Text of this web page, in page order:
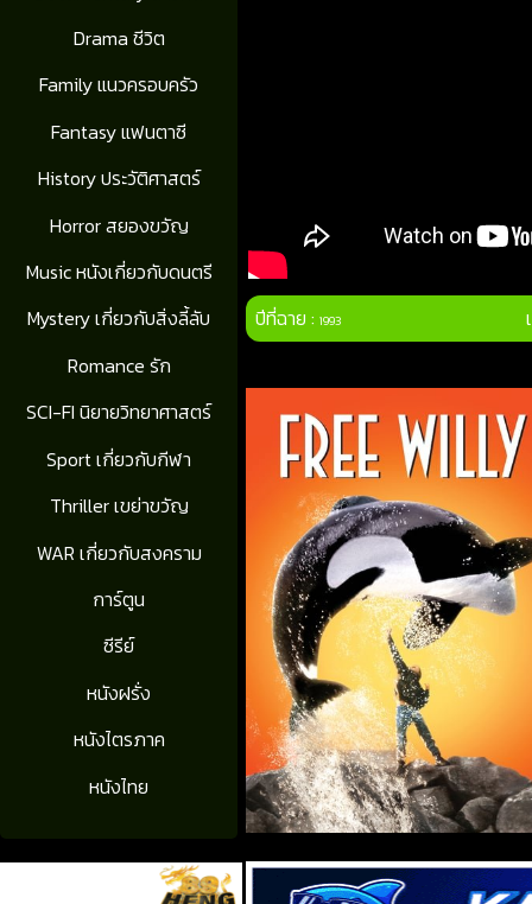
Drama ชีวิต
Family แนวครอบครัว
Fantasy แฟนตาซี
History ประวัติศาสตร์
Horror สยองขวัญ
Music หนังเกี่ยวกับดนตรี
Mystery เกี่ยวกับสิ่งลี้ลับ
Romance รัก
SCI-FI นิยายวิทยาศาสตร์
Sport เกี่ยวกับกีฬา
Thriller เขย่าขวัญ
WAR เกี่ยวกับสงคราม
การ์ตูน
ซีรีย์
หนังฝรั่ง
หนังไตรภาค
หนังไทย
ปีที่ฉาย :1993